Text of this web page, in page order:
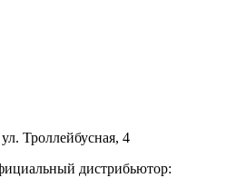
Троллейбусная, 4
дистрибьютор: